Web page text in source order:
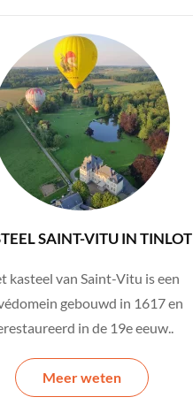
SAINT-VITU IN TINLOT
kasteel van Saint-Vitu is een
gebouwd in 1617 en
in de 19e eeuw..
Meer weten